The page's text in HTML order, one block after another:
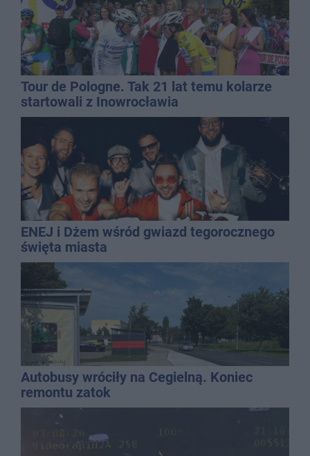
Tour de Pologne. Tak 21 lat temu kolarze
startowali z Inowrocławia
ENEJ i Dżem wśród gwiazd tegorocznego
święta miasta
Autobusy wróciły na Cegielną. Koniec
remontu zatok